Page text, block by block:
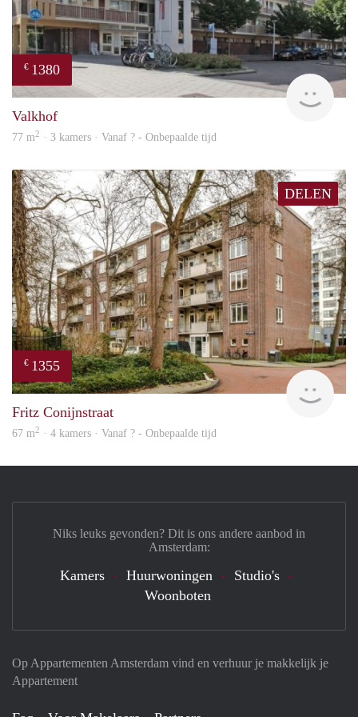
€ 1380
Valkhof
77 m2 · 3 kamers · Vanaf ? - Onbepaalde tijd
DELEN
€ 1355
Fritz Conijnstraat
67 m2 · 4 kamers · Vanaf ? - Onbepaalde tijd
Op Appartementen Amsterdam vind en verhuur je makkelijk je
Appartement
Niks leuks gevonden? Dit is ons andere aanbod in
Amsterdam:
Kamers Huurwoningen
Studio's
Woonboten